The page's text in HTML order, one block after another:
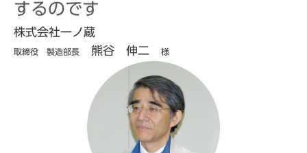
するのです
株式会社一ノ蔵
取締役 製造部長 熊谷 伸二 様